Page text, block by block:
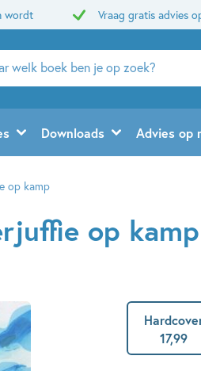
wordt Vraag gratis advies
Downloads Advies op
op kamp
op kamp
17,99